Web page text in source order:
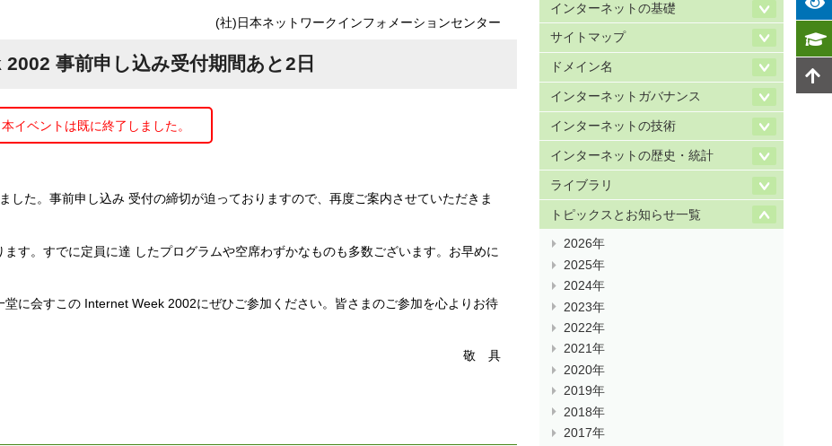
(社)日本ネットワークインフォメーションセンター
事前申し込み受付期間あと2日
本イベントは既に終了しました。
た。事前申し込み 受付の締切が迫っておりますので、再度ご案内させていただきま
す。すでに定員に達 したプログラムや空席わずかなものも多数ございます。お早めに
に会すこの Internet Week 2002にぜひご参加ください。皆さまのご参加を心よりお待
敬 具
インターネットの基礎
サイトマップ
ドメイン名
インターネットガバナンス
インターネットの技術
インターネットの歴史・統計
ライブラリ
トピックスとお知らせ一覧
2026年
2025年
2024年
2023年
2022年
2021年
2020年
2019年
2018年
2017年